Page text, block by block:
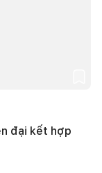
đại kết hợp